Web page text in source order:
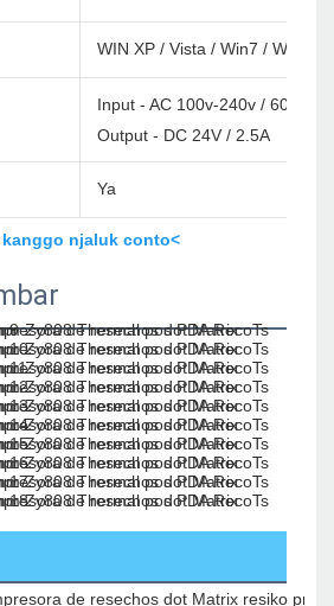
WIN XP / Vista / Win7 / Win8 /
Input - AC 100v-240v / 60Hz
Output - DC 24V / 2.5A
Ya
njaluk conto<